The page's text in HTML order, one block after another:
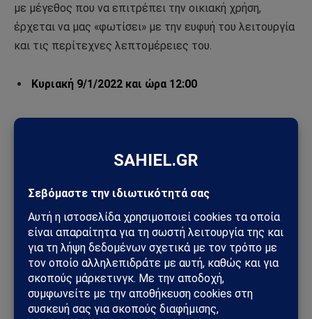
με μέγεθος που να επιτρέπει την οικιακή χρήση,
έρχεται να μας «φωτίσει» με την ευφυή του λειτουργία
και τις περίτεχνες λεπτομέρειες του.
Κυριακή 9/1/2022 και ώρα 12:00
«Κτησίβιε, πες μου τι μέρα είναι;»
Βιωματικό εκπαιδευτικό εργαστήρι για παιδιά (Ά-ΣΤ
(διάρκεια 60′, κόστος: παιδιά 10 ευρώ – γονείς 5
ευρώ)
Κάθε ώρα, κάθε στιγμή μετρά! Ο χρόνος στην Αρχαία
Ελλάδα ήταν γεμάτος συγκινήσεις, μόχθο, αθλητικές
γιορτές και ευτυχή, ατυχή ή περιπετειώδη καλέσματα
όπου όλοι έπρεπε να είναι συνεπείς. Πως τα